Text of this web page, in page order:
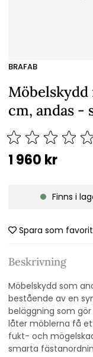
BRAFAB
Möbelskydd
cm, andas -
1 960 kr
Finns i
Spara som favorit
Beskrivning
Möbelskydd som
bestående av en
beläggning som
låter möblerna få
fukt- och
smarta